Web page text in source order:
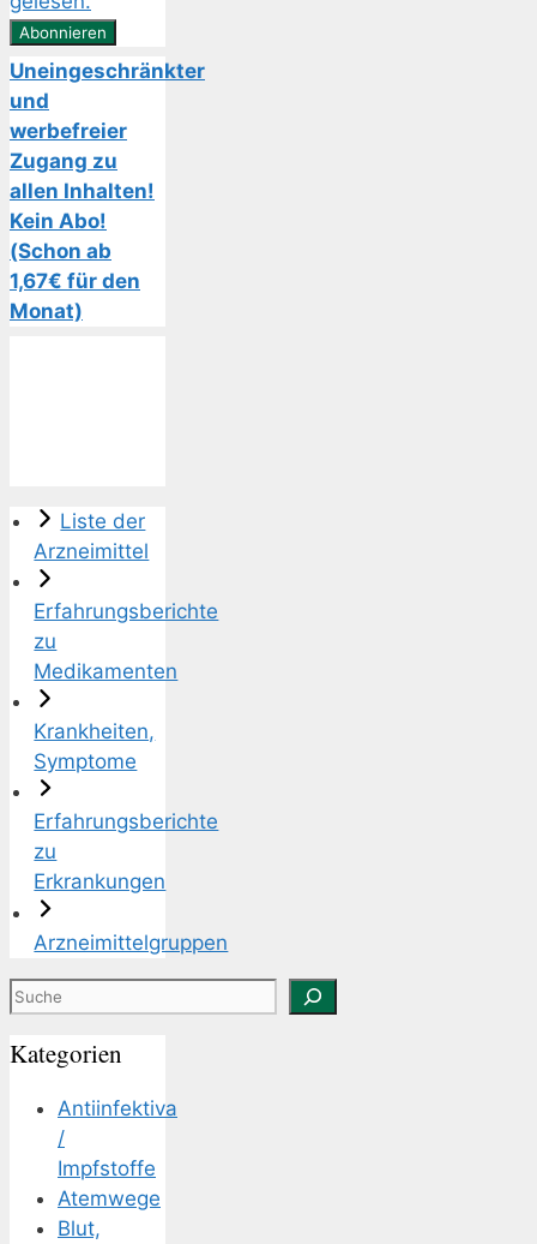
Uneingeschränkter
und
werbefreier
Zugang zu
allen Inhalten!
Kein Abo!
(Schon ab
1,67€ für den
Monat)
Liste der
Arzneimittel
Erfahrungsberichte
zu
Medikamenten
Krankheiten,
Symptome
Erfahrungsberichte
zu
Erkrankungen
Arzneimittelgruppen
Suchen
Kategorien
Antiinfektiva
/
Impfstoffe
Atemwege
Blut,